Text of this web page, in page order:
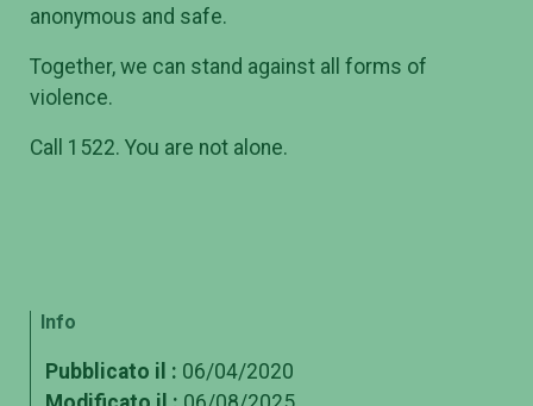
anonymous and safe.
Together, we can stand against all forms of
violence.
Call 1522. You are not alone.
Info
Pubblicato il : 06/04/2020